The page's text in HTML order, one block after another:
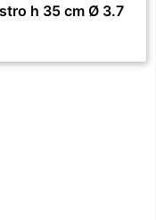
h 35 cm Ø 3.7